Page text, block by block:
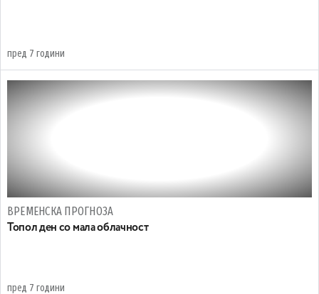
пред 7 години
ВРЕМЕНСКА ПРОГНОЗА
Топол ден со мала облачност
пред 7 години